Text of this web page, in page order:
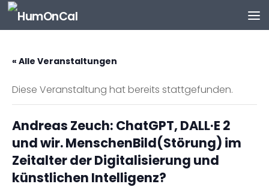
Zum Inhalt springen
« Alle Veranstaltungen
Diese Veranstaltung hat bereits stattgefunden.
Andreas Zeuch: ChatGPT, DALL·E 2
und wir. MenschenBild(Störung) im
Zeitalter der Digitalisierung und
künstlichen Intelligenz?